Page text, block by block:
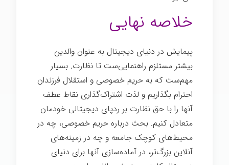
خلاصه نهایی
پیمایش در دنیای دیجیتال به عنوان والدین
بیشتر مستلزم راهنمایی‌ست تا نظارت. بسیار
مهم‌ست که به حریم خصوصی و استقلال فرزندان
احترام بگذاریم و لذت اشتراک‌گذاری نقاط عطف
آنها را با حق نظارت بر ردپای دیجیتالی خودمان
متعادل کنیم. بحث درباره حریم خصوصی، چه در
محیط‌های کوچک جامعه و چه در زمینه‌های
آنلاین بزرگ‌تر، در آماده‌سازی آنها برای دنیای